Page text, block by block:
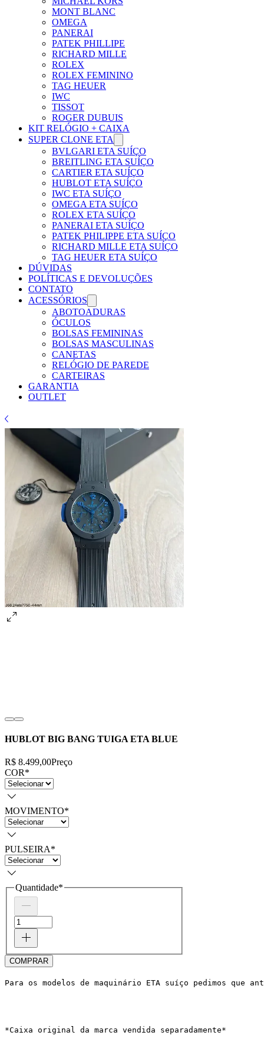
MONT BLANC
OMEGA
PANERAI
PATEK PHILLIPE
RICHARD MILLE
ROLEX
ROLEX FEMININO
TAG HEUER
IWC
TISSOT
ROGER DUBUIS
KIT RELÓGIO + CAIXA
SUPER CLONE ETA
BVLGARI ETA SUÍÇO
BREITLING ETA SUÍÇO
CARTIER ETA SUÍÇO
HUBLOT ETA SUÍÇO
IWC ETA SUÍÇO
OMEGA ETA SUÍÇO
ROLEX ETA SUÍÇO
PANERAI ETA SUÍÇO
PATEK PHILIPPE ETA SUÍÇO
RICHARD MILLE ETA SUÍÇO
TAG HEUER ETA SUÍÇO
DÚVIDAS
POLÍTICAS E DEVOLUÇÕES
CONTATO
ACESSÓRIOS
ABOTOADURAS
ÓCULOS
BOLSAS FEMININAS
BOLSAS MASCULINAS
CANETAS
RELÓGIO DE PAREDE
CARTEIRAS
GARANTIA
OUTLET
HUBLOT BIG BANG TUIGA ETA BLUE
R$ 8.499,00Preço
COR*
MOVIMENTO*
PULSEIRA*
Quantidade*
COMPRAR
Para os modelos de maquinário ETA suíço pedimos
*Caixa original da marca vendida separadamente*